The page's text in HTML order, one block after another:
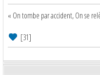
« On tombe par accident, On se
[31]